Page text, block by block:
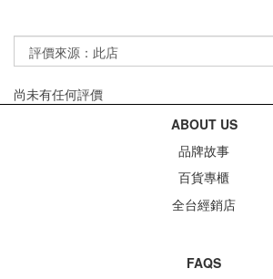
尚未有任何評價
ABOUT US
品牌故事
百貨專櫃
全台經銷店
FAQS